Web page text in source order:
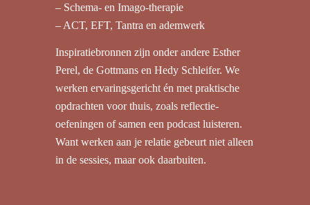
– Schema- en Imago-therapie
– ACT, EFT, Tantra en ademwerk
Inspiratiebronnen zijn onder andere Esther
Perel, de Gottmans en Hedy Schleifer. We
werken ervaringsgericht én met praktische
opdrachten voor thuis, zoals reflectie-
oefeningen of samen een podcast luisteren.
Want werken aan je relatie gebeurt niet alleen
in de sessies, maar ook daarbuiten.